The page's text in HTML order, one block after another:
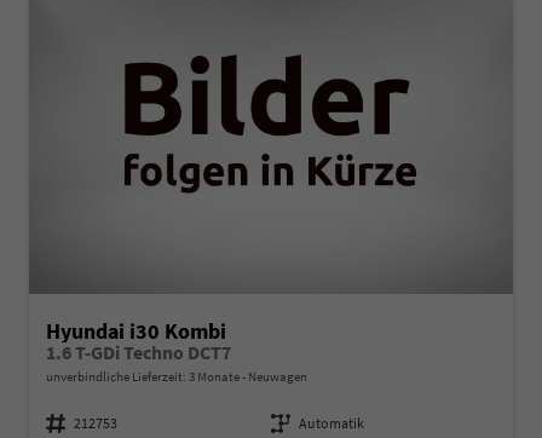
Hyundai i30 Kombi
1.6 T-GDi Techno DCT7
unverbindliche Lieferzeit: 3 Monate Neuwagen
Fahrzeugnummer 212753 Getriebe Automatik